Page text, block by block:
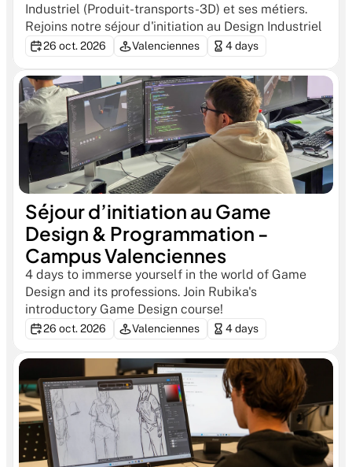
Industriel (Produit-transports-3D) et ses métiers.
Rejoins notre séjour d'initiation au Design Industriel
26 oct. 2026 Valenciennes 4 days
Séjour d’initiation au Game
Design & Programmation -
Campus Valenciennes
4 days to immerse yourself in the world of Game
Design and its professions. Join Rubika's
introductory Game Design course!
26 oct. 2026 Valenciennes 4 days